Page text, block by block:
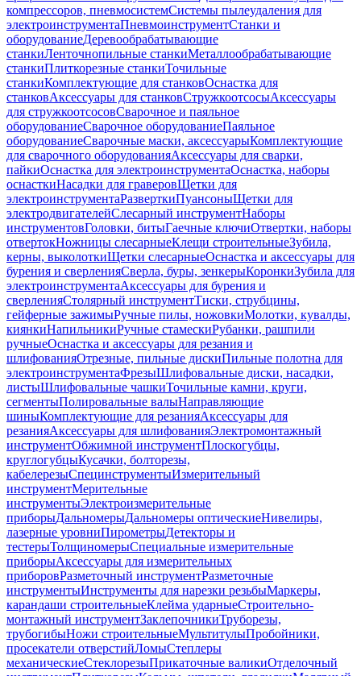
компрессоров, пневмосистемСистемы пылеудаления для
электроинструментаПневмоинструментСтанки и
оборудованиеДеревообрабатывающие
станкиЛенточнопильные станкиМеталлообрабатывающие
станкиПлиткорезные станкиТочильные
станкиКомплектующие для станковОснастка для
станковАксессуары для станковСтружкоотсосыАксессуары
для стружкоотсосовСварочное и паяльное
оборудованиеСварочное оборудованиеПаяльное
оборудованиеСварочные маски, аксессуарыКомплектующие
для сварочного оборудованияАксессуары для сварки,
пайкиОснастка для электроинструментаОснастка, наборы
оснасткиНасадки для граверовЩетки для
электроинструментаРазверткиПуансоныЩетки для
электродвигателейСлесарный инструментНаборы
инструментовГоловки, битыГаечные ключиОтвертки, наборы
отвертокНожницы слесарныеКлещи строительныеЗубила,
керны, выколоткиЩетки слесарныеОснастка и аксессуары для
бурения и сверленияСверла, буры, зенкерыКоронкиЗубила для
электроинструментаАксессуары для бурения и
сверленияСтолярный инструментТиски, струбцины,
гейферные зажимыРучные пилы, ножовкиМолотки, кувалды,
киянкиНапильникиРучные стамескиРубанки, рашпили
ручныеОснастка и аксессуары для резания и
шлифованияОтрезные, пильные дискиПильные полотна для
электроинструментаФрезыШлифовальные диски, насадки,
листыШлифовальные чашкиТочильные камни, круги,
сегментыПолировальные валыНаправляющие
шиныКомплектующие для резанияАксессуары для
резанияАксессуары для шлифованияЭлектромонтажный
инструментОбжимной инструментПлоскогубцы,
круглогубцыКусачки, болторезы,
кабелерезыСпецинструментыИзмерительный
инструментМерительные
инструментыЭлектроизмерительные
приборыДальномерыДальномеры оптическиеНивелиры,
лазерные уровниПирометрыДетекторы и
тестерыТолщиномерыСпециальные измерительные
приборыАксессуары для измерительных
приборовРазметочный инструментРазметочные
инструментыИнструменты для нарезки резьбыМаркеры,
карандаши строительныеКлейма ударныеСтроительно-
монтажный инструментЗаклепочникиТруборезы,
трубогибыНожи строительныеМультитулыПробойники,
просекатели отверстийЛомыСтеплеры
механическиеСтеклорезыПрикаточные валикиОтделочный